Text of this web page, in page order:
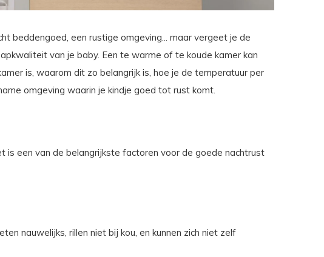
beddengoed, een rustige omgeving... maar vergeet je de
van je baby. Een te warme of te koude kamer kan
is, waarom dit zo belangrijk is, hoe je de temperatuur per
omgeving waarin je kindje goed tot rust komt.
is een van de belangrijkste factoren voor de goede nachtrust
nauwelijks, rillen niet bij kou, en kunnen zich niet zelf